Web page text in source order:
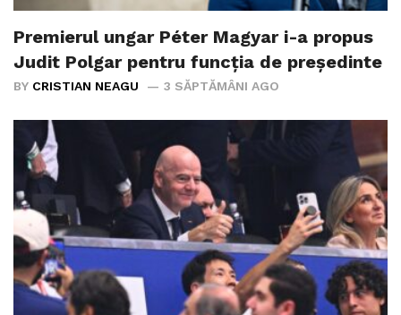
Premierul ungar Péter Magyar i-a propus
Judit Polgar pentru funcția de președinte
BY CRISTIAN NEAGU 3 SĂPTĂMÂNI AGO